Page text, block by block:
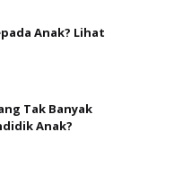
Anak? Lihat
Tak Banyak
Anak?